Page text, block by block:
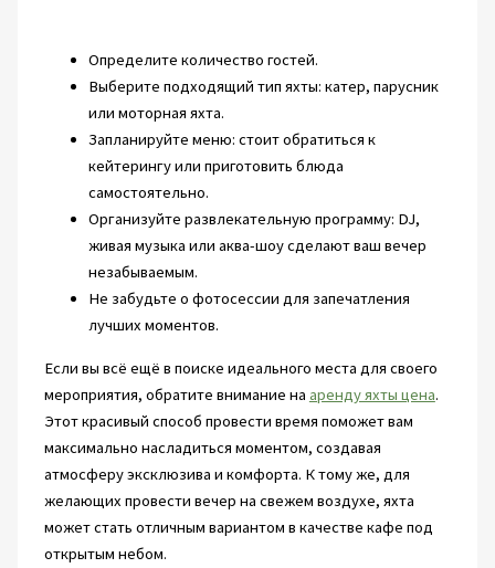
Определите количество гостей.
Выберите подходящий тип яхты: катер, парусник
или моторная яхта.
Запланируйте меню: стоит обратиться к
кейтерингу или приготовить блюда
самостоятельно.
Организуйте развлекательную программу: DJ,
живая музыка или аква-шоу сделают ваш вечер
незабываемым.
Не забудьте о фотосессии для запечатления
лучших моментов.
Если вы всё ещё в поиске идеального места для своего
мероприятия, обратите внимание на аренду яхты цена.
Этот красивый способ провести время поможет вам
максимально насладиться моментом, создавая
атмосферу эксклюзива и комфорта. К тому же, для
желающих провести вечер на свежем воздухе, яхта
может стать отличным вариантом в качестве кафе под
открытым небом.